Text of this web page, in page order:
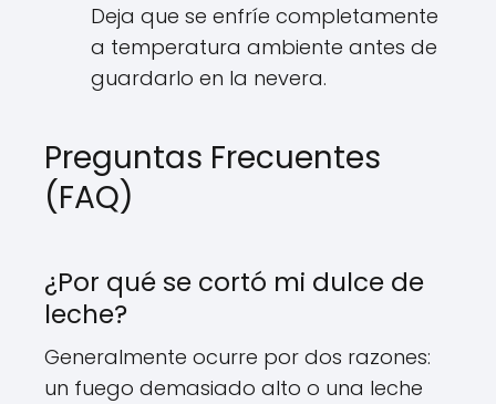
Deja que se enfríe completamente
a temperatura ambiente antes de
guardarlo en la nevera.
Preguntas Frecuentes
(FAQ)
¿Por qué se cortó mi dulce de
leche?
Generalmente ocurre por dos razones:
un fuego demasiado alto o una leche